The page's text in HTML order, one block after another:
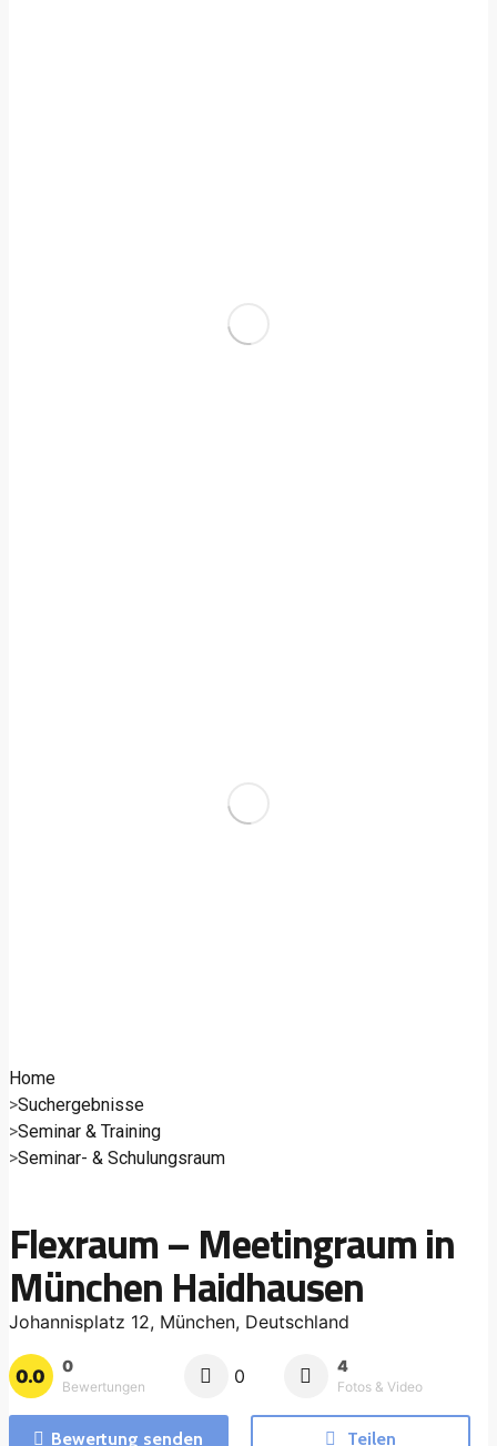
Home
Suchergebnisse
Seminar & Training
Seminar- & Schulungsraum
Flexraum – Meetingraum in
München Haidhausen
Johannisplatz 12, München, Deutschland
0.0 0
Bewertungen 0 4
Fotos & Video
Bewertung senden Teilen